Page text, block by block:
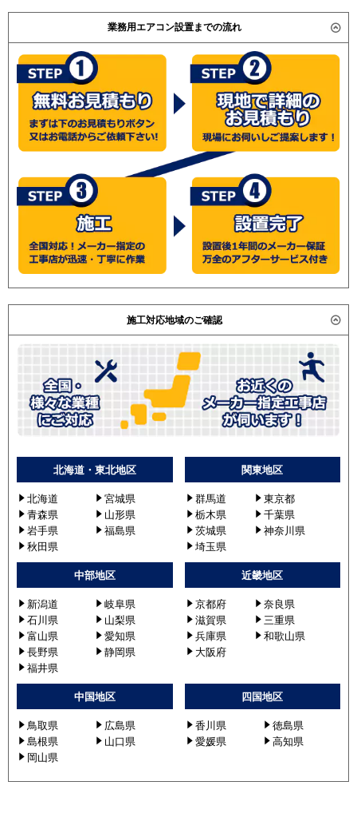
業務用エアコン設置までの流れ
施工対応地域のご確認
北海道・東北地区
北海道
宮城県
青森県
山形県
岩手県
福島県
秋田県
関東地区
群馬道
東京都
栃木県
千葉県
茨城県
神奈川県
埼玉県
中部地区
新潟道
岐阜県
石川県
山梨県
富山県
愛知県
長野県
静岡県
福井県
近畿地区
京都府
奈良県
滋賀県
三重県
兵庫県
和歌山県
大阪府
中国地区
鳥取県
広島県
島根県
山口県
岡山県
四国地区
香川県
徳島県
愛媛県
高知県